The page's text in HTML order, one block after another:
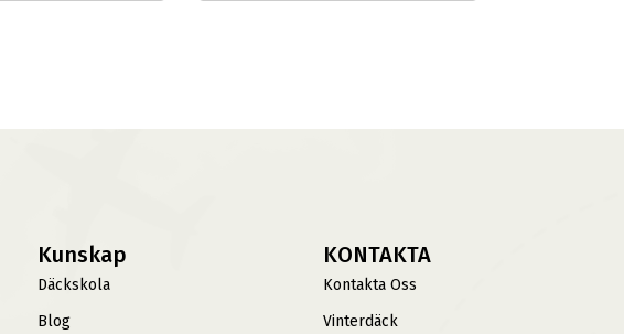
Kunskap
Däckskola
Blog
KONTAKTA
Kontakta Oss
Vinterdäck